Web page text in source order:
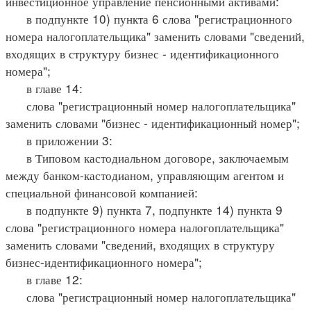
в подпункте 10) пункта 6 слова "регистрационного
номера налогоплательщика" заменить словами "сведений,
входящих в структуру бизнес - идентификационного
номера";
в главе 14:
слова "регистрационный номер налогоплательщика"
заменить словами "бизнес - идентификационный номер";
в приложении 3:
в Типовом кастодиальном договоре, заключаемым
между банком-кастодианом, управляющим агентом и
специальной финансовой компанией:
в подпункте 9) пункта 7, подпункте 14) пункта 9
слова "регистрационного номера налогоплательщика"
заменить словами "сведений, входящих в структуру
бизнес-идентификационного номера";
в главе 12:
слова "регистрационный номер налогоплательщика"